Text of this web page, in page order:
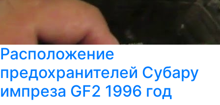
Расположение
предохранителей Субару
импреза GF2 1996 год